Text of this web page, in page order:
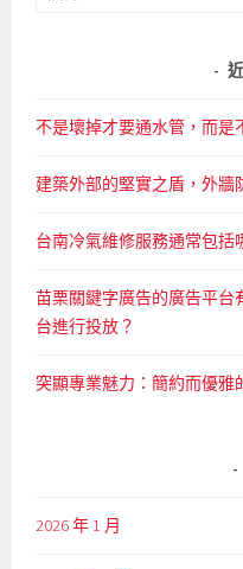
不是壞掉才要通水管，而是
建築外部的堅實之盾，外牆
台南冷氣維修服務通常包括
苗栗關鍵字廣告的廣告平台
台進行投放？
突顯專業魅力：簡約而優雅
2026 年 1 月